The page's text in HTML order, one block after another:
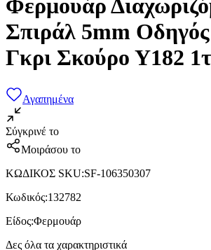
Φερμουάρ
Σπιράλ 5mm
Γκρι Σκούρο Υ182
Αγαπημένα
Σύγκρινέ το
Μοιράσου το
ΚΩΔΙΚΟΣ SKU:SF-106350307
Κωδικός:132782
Είδος:Φερμουάρ
Δες όλα τα χαρακτηριστικά